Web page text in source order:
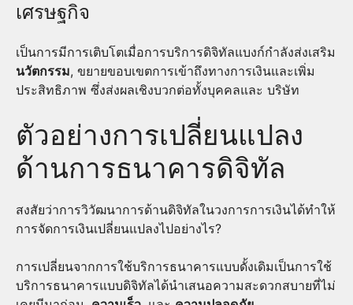
เศรษฐกิจ
เป็นการมีการเติบโตเมื่อการบริการดิจิทัลแบงก์กำลังส่งเสริม
นวัตกรรม, ขยายขอบเขตการเข้าถึงทางการเงินและเพิ่ม
ประสิทธิภาพ ซึ่งส่งผลเชิงบวกต่อทั้งบุคคลและ บริษัท
ตัวอย่างการเปลี่ยนแปลง
ด้านการธนาคารดิจิทัล
สงสัยว่าการวิวัฒนาการด้านดิจิทัลในวงการการเงินได้ทำให้
การจัดการเงินเปลี่ยนแปลงไปอย่างไร?
การเปลี่ยนจากการใช้บริการธนาคารแบบดั้งเดิมเป็นการใช้
บริการธนาคารแบบดิจิทัลได้นำเสนอความสะดวกสบายที่ไม่